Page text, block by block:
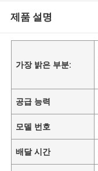
제품 설명
가장 밝은 부분:
공급 능력
모델 번호
배달 시간